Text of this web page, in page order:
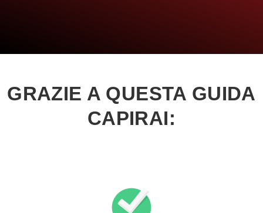
GRAZIE A QUESTA GUIDA
CAPIRAI: